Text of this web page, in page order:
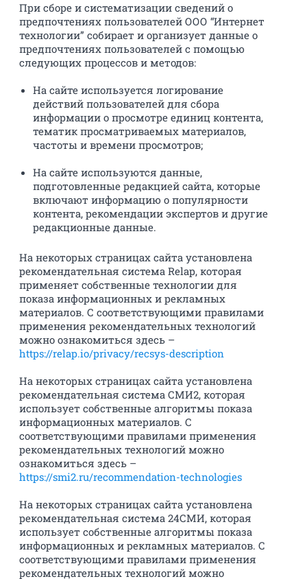
При сборе и систематизации сведений о
предпочтениях пользователей ООО “Интернет
технологии” собирает и организует данные о
предпочтениях пользователей с помощью
следующих процессов и методов:
На сайте используется логирование
действий пользователей для сбора
информации о просмотре единиц контента,
тематик просматриваемых материалов,
частоты и времени просмотров;
На сайте используются данные,
подготовленные редакцией сайта, которые
включают информацию о популярности
контента, рекомендации экспертов и другие
редакционные данные.
На некоторых страницах сайта установлена
рекомендательная система Relap, которая
применяет собственные технологии для
показа информационных и рекламных
материалов. С соответствующими правилами
применения рекомендательных технологий
можно ознакомиться здесь –
https://relap.io/privacy/recsys-description
На некоторых страницах сайта установлена
рекомендательная система СМИ2, которая
использует собственные алгоритмы показа
информационных материалов. С
соответствующими правилами применения
рекомендательных технологий можно
ознакомиться здесь –
https://smi2.ru/recommendation-technologies
На некоторых страницах сайта установлена
рекомендательная система 24СМИ, которая
использует собственные алгоритмы показа
информационных и рекламных материалов. С
соответствующими правилами применения
рекомендательных технологий можно